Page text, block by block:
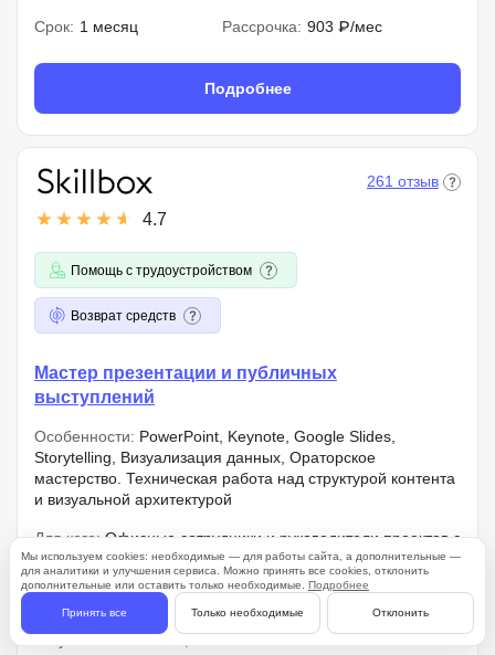
Срок: 1 месяц Рассрочка: 903 ₽/мес
Подробнее
4.7
261 отзыв
Помощь с трудоустройством
Возврат средств
Мастер презентации и публичных
выступлений
Особенности: PowerPoint, Keynote, Google Slides,
Storytelling, Визуализация данных, Ораторское
мастерство. Техническая работа над структурой контента
и визуальной архитектурой
Для кого: Офисные сотрудники и руководители проектов с
потребностью в структурировании больших объемов
данных для оперативной отчетности или внешних
Результат:Pitch deck, аналитическая отчетная
Мы используем cookies: необходимые — для работы сайта, а дополнительные —
для аналитики и улучшения сервиса. Можно принять все cookies, отклонить
дополнительные или оставить только необходимые. Подробнее
Принять все Только необходимые Отклонить